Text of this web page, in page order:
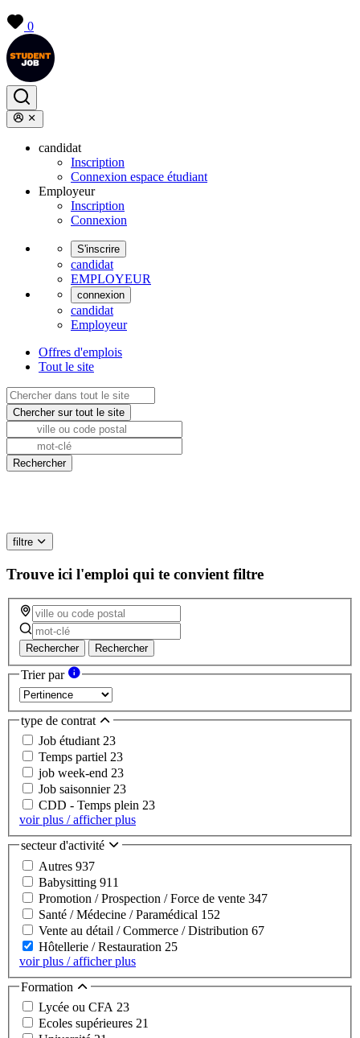
0
candidat
Inscription
Connexion espace étudiant
Employeur
Inscription
Connexion
S'inscrire
candidat
EMPLOYEUR
connexion
candidat
Employeur
Offres d'emplois
Tout le site
filtre
Trouve ici l'emploi qui te convient filtre
Rechercher Rechercher
Trier par
type de contrat
Job étudiant 23
Temps partiel 23
job week-end 23
Job saisonnier 23
CDD - Temps plein 23
voir plus / afficher plus
secteur d'activité
Autres 937
Babysitting 911
Promotion / Prospection / Force de vente 347
Santé / Médecine / Paramédical 152
Vente au détail / Commerce / Distribution 67
Hôtellerie / Restauration 25
voir plus / afficher plus
Formation
Lycée ou CFA 23
Ecoles supérieures 21